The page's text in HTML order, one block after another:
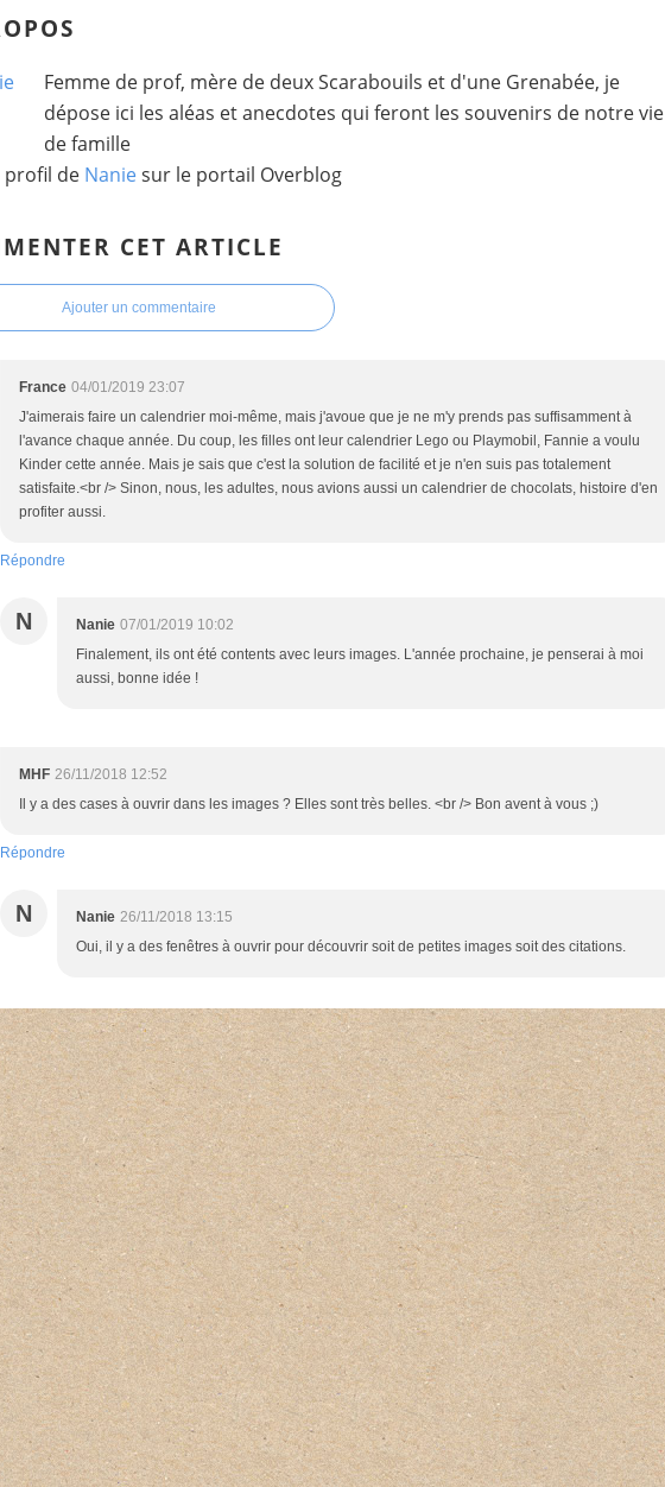
Femme de prof, mère de deux Scarabouils et d'une Grenabée, je
dépose ici les aléas et anecdotes qui feront les souvenirs de notre vie
de famille
profil de Naniesur le portail Overblog
CET ARTICLE
Ajouter un commentaire
France 04/01/2019 23:07
J'aimerais faire un calendrier moi-même, mais j'avoue que je ne m'y prends pas suffisamment à
l'avance chaque année. Du coup, les filles ont leur calendrier Lego ou Playmobil, Fannie a voulu
Kinder cette année. Mais je sais que c'est la solution de facilité et je n'en suis pas totalement
satisfaite.<br /> Sinon, nous, les adultes, nous avions aussi un calendrier de chocolats, histoire d'en
profiter aussi.
Répondre
N Nanie 07/01/2019 10:02
Finalement, ils ont été contents avec leurs images. L'année prochaine, je penserai à moi
aussi, bonne idée !
MHF 26/11/2018 12:52
Il y a des cases à ouvrir dans les images ? Elles sont très belles. <br /> Bon avent à vous ;)
Répondre
N Nanie 26/11/2018 13:15
Oui, il y a des fenêtres à ouvrir pour découvrir soit de petites images soit des citations.